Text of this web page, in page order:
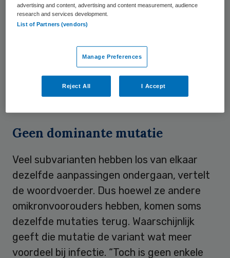
zijn, is het inmiddels lastig om ze volledig bij
naam te noemen. “Er is een soort wedloop
woordvoerder. Een aantal voorbeelden zijn
de BQ.1.1-variant (ook wel cerberus
genaamd), de XBB-variant (gryphon) en de
BA.2.75-variant (centaurus).
Geen dominante mutatie
Veel subvarianten hebben los van elkaar
dezelfde aanpassingen ondergaan, vertelt
de woordvoerder. Dus hoewel ze andere
omikronvoorouders hebben, komen soms
dezelfde mutaties terug. Waarschijnlijk
geeft die mutatie de variant wat meer
voordeel bij infectie. “Toch is geen enkele
advertising and content, advertising and content measurement, audience
research and services development.
List of Partners (vendors)
Manage Preferences
Reject All I Accept